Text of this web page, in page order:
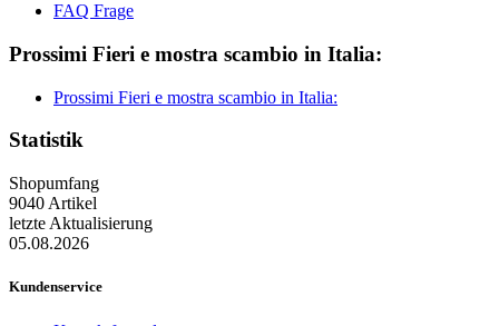
FAQ Frage
Prossimi Fieri e mostra scambio in Italia:
Prossimi Fieri e mostra scambio in Italia:
Statistik
Shopumfang
9040 Artikel
letzte Aktualisierung
05.08.2026
Kundenservice